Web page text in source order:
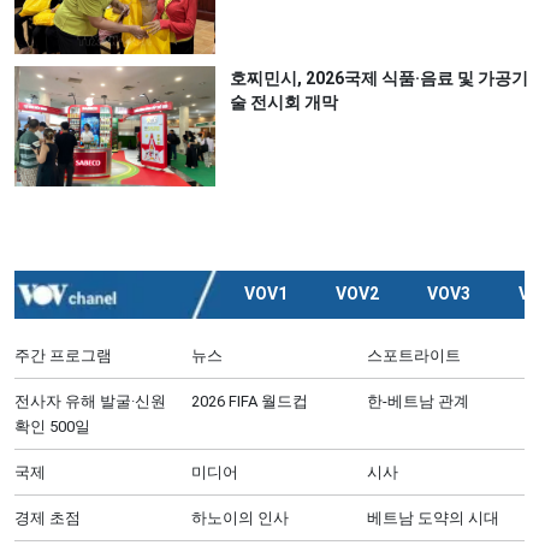
호찌민시, 2026국제 식품·음료 및 가공기
술 전시회 개막
VOV1 VOV2 VOV3
주간 프로그램 뉴스 스포트라이트
전사자 유해 발굴·신원
확인 500일
2026 FIFA 월드컵 한-베트남 관계
국제 미디어 시사
경제 초점 하노이의 인사 베트남 도약의 시대